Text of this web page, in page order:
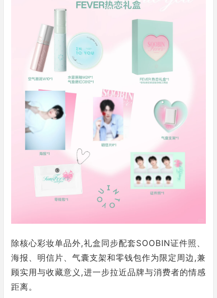
除核心彩妆单品外,礼盒同步配套SOOBIN证件照、
海报、明信片、气囊支架和零钱包作为限定周边,兼
顾实用与收藏意义,进一步拉近品牌与消费者的情感
距离。